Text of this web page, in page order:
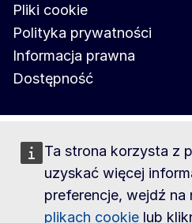
Ta strona korzysta z
uzyskać więcej
preferencje, wejdź na
plikach cookie lub
Pliki cookie
Polityka prywatności
Informacja prawna
Dostępność